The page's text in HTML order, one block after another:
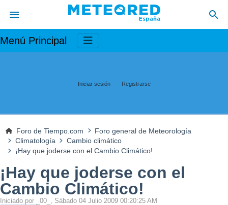
Menú Principal
Iniciar sesión Registrarse
Foro de Tiempo.com
Foro general de Meteorología
Climatología
Cambio climático
¡Hay que joderse con el Cambio Climático!
¡Hay que joderse con el
Cambio Climático!
Iniciado por _00_, Sábado 04 Julio 2009 00:20:25 AM